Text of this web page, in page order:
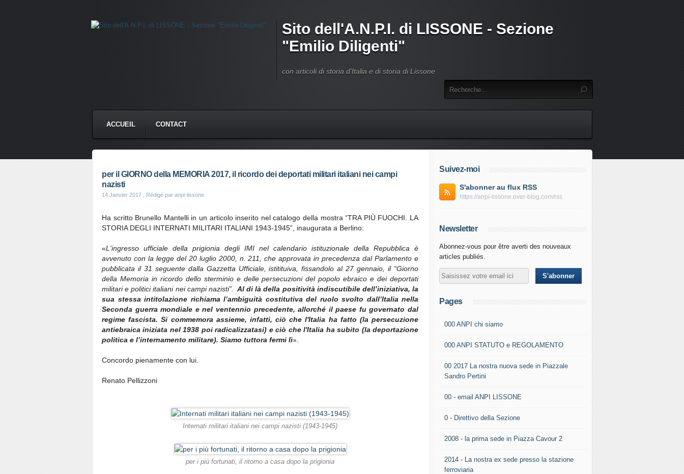
Sito dell'A.N.P.I. di LISSONE - Sezione
"Emilio Diligenti"
con articoli di storia d'Italia e di storia di Lissone
ACCUEIL CONTACT
per il GIORNO della MEMORIA 2017, il ricordo dei deportati militari italiani nei campi
nazisti
14 Janvier 2017 , Rédigé par anpi-lissone
Ha scritto Brunello Mantelli in un articolo inserito nel catalogo della mostra “TRA PIÙ FUOCHI. LA
STORIA DEGLI INTERNATI MILITARI ITALIANI 1943-1945”, inaugurata a Berlino:
«L'ingresso ufficiale della prigionia degli IMI nel calendario istituzionale della Repubblica è
avvenuto con la legge del 20 luglio 2000, n. 211, che approvata in precedenza dal Parlamento e
pubblicata il 31 seguente dalla Gazzetta Ufficiale, istitituiva, fissandolo al 27 gennaio, il “Giorno
della Memoria in ricordo dello sterminio e delle persecuzioni del popolo ebraico e dei deportati
militari e politici italiani nei campi nazisti”.
Al di là della positività indiscutibile dell’iniziativa, la
sua stessa intitolazione richiama l’ambiguità costitutiva del ruolo svolto dall’Italia nella
Seconda guerra mondiale e nel ventennio precedente, allorché il paese fu governato dal
regime fascista. Si commemora assieme, infatti, ciò che l'Italia ha fatto (la persecuzione
antiebraica iniziata nel 1938 poi radicalizzatasi) e ciò che l'Italia ha subito (la deportazione
politica e l’internamento militare). Siamo tuttora fermi lì».
Concordo pienamente con lui.
Renato Pellizzoni
Internati militari italiani nei campi nazisti (1943-1945)
per i più fortunati, il ritorno a casa dopo la prigionia
Suivez-moi
S'abonner au flux RSS
https://anpi-lissone.over-blog.com/rss
Newsletter
Abonnez-vous pour être averti des nouveaux
articles publiés.
Pages
000 ANPI chi siamo
000 ANPI STATUTO e REGOLAMENTO
00 2017 La nostra nuova sede in Piazzale
Sandro Pertini
00 - email ANPI LISSONE
0 - Direttivo della Sezione
2008 - la prima sede in Piazza Cavour 2
2014 - La nostra ex sede presso la stazione
ferroviaria